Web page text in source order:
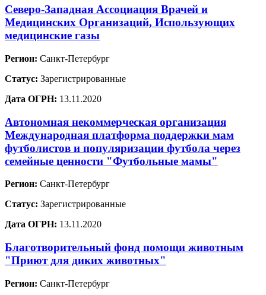
Северо-Западная Ассоциация Врачей и
Медицинских Организаций, Использующих
медицинские газы
Регион: Санкт-Петербург
Статус: Зарегистрированные
Дата ОГРН: 13.11.2020
Автономная некоммерческая организация
Международная платформа поддержки мам
футболистов и популяризации футбола через
семейные ценности "Футбольные мамы"
Регион: Санкт-Петербург
Статус: Зарегистрированные
Дата ОГРН: 13.11.2020
Благотворительный фонд помощи животным
"Приют для диких животных"
Регион: Санкт-Петербург